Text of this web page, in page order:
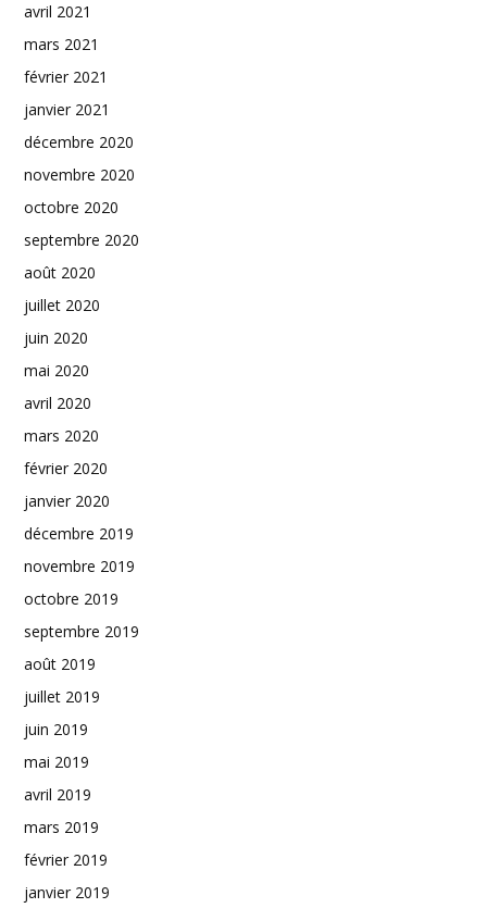
avril 2021
mars 2021
février 2021
janvier 2021
décembre 2020
novembre 2020
octobre 2020
septembre 2020
août 2020
juillet 2020
juin 2020
mai 2020
avril 2020
mars 2020
février 2020
janvier 2020
décembre 2019
novembre 2019
octobre 2019
septembre 2019
août 2019
juillet 2019
juin 2019
mai 2019
avril 2019
mars 2019
février 2019
janvier 2019